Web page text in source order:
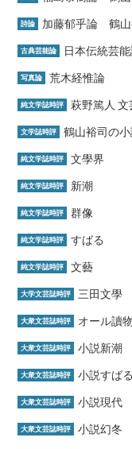
詩論 加藤郁乎論 鶴山
古典芸能論 日本伝統芸
写真論 荒木経惟論
純文学誌時評 萩野篤人
文学誌時評 鶴山裕司の
純文学誌時評 文學界
純文学誌時評 新潮
純文学誌時評 群像
純文学誌時評 すばる
純文学誌時評 文藝
大学文芸誌時評 三田文學
大衆文芸誌時評 オール讀物
大衆文芸誌時評 小説新潮
大衆文芸誌時評 小説すばる
大衆文芸誌時評 小説現代
大衆文芸誌時評 小説幻冬